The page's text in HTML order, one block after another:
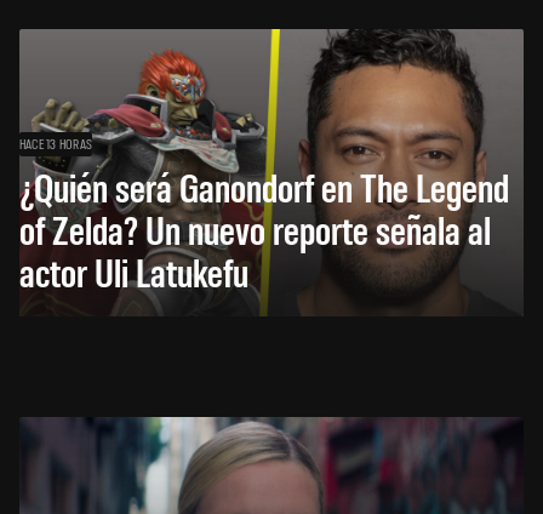
HACE 13 HORAS
¿Quién será Ganondorf en The Legend
of Zelda? Un nuevo reporte señala al
actor Uli Latukefu